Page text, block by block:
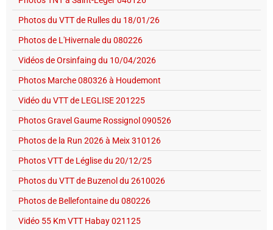
Photos du VTT de Rulles du 18/01/26
Photos de L'Hivernale du 080226
Vidéos de Orsinfaing du 10/04/2026
Photos Marche 080326 à Houdemont
Vidéo du VTT de LEGLISE 201225
Photos Gravel Gaume Rossignol 090526
Photos de la Run 2026 à Meix 310126
Photos VTT de Léglise du 20/12/25
Photos du VTT de Buzenol du 2610026
Photos de Bellefontaine du 080226
Vidéo 55 Km VTT Habay 021125